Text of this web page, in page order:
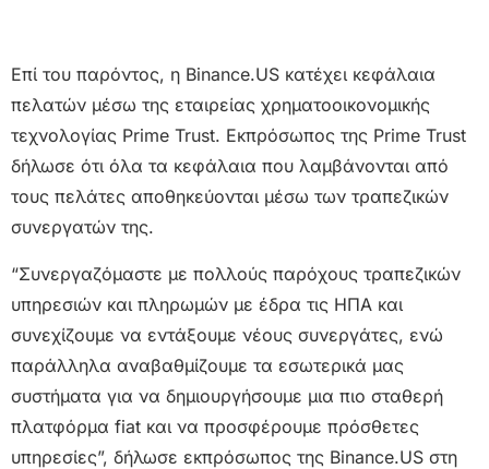
Επί του παρόντος, η Binance.US κατέχει κεφάλαια
πελατών μέσω της εταιρείας χρηματοοικονομικής
τεχνολογίας Prime Trust. Εκπρόσωπος της Prime Trust
δήλωσε ότι όλα τα κεφάλαια που λαμβάνονται από
τους πελάτες αποθηκεύονται μέσω των τραπεζικών
συνεργατών της.
“Συνεργαζόμαστε με πολλούς παρόχους τραπεζικών
υπηρεσιών και πληρωμών με έδρα τις ΗΠΑ και
συνεχίζουμε να εντάξουμε νέους συνεργάτες, ενώ
παράλληλα αναβαθμίζουμε τα εσωτερικά μας
συστήματα για να δημιουργήσουμε μια πιο σταθερή
πλατφόρμα fiat και να προσφέρουμε πρόσθετες
υπηρεσίες”, δήλωσε εκπρόσωπος της Binance.US στη